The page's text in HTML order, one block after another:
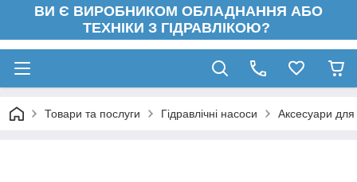
ВИ Є ВИРОБНИКОМ ОБЛАДНАННЯ АБО
ТЕХНІКИ З ГІДРАВЛІКОЮ?
Товари та послуги Гідравлічні насоси Аксесуари для